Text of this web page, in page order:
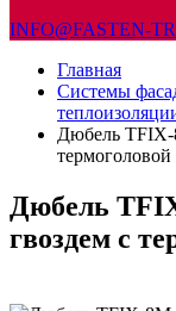
INFO@FASTEN-
Главная
Системы
Дюбель TFIX-
Дюбель
гвоздем с